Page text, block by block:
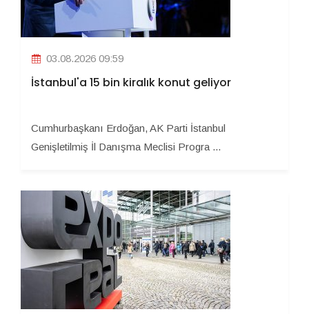
03.08.2026 09:59
İstanbul'a 15 bin kiralık konut geliyor
Cumhurbaşkanı Erdoğan, AK Parti İstanbul
Genişletilmiş İl Danışma Meclisi Progra ...